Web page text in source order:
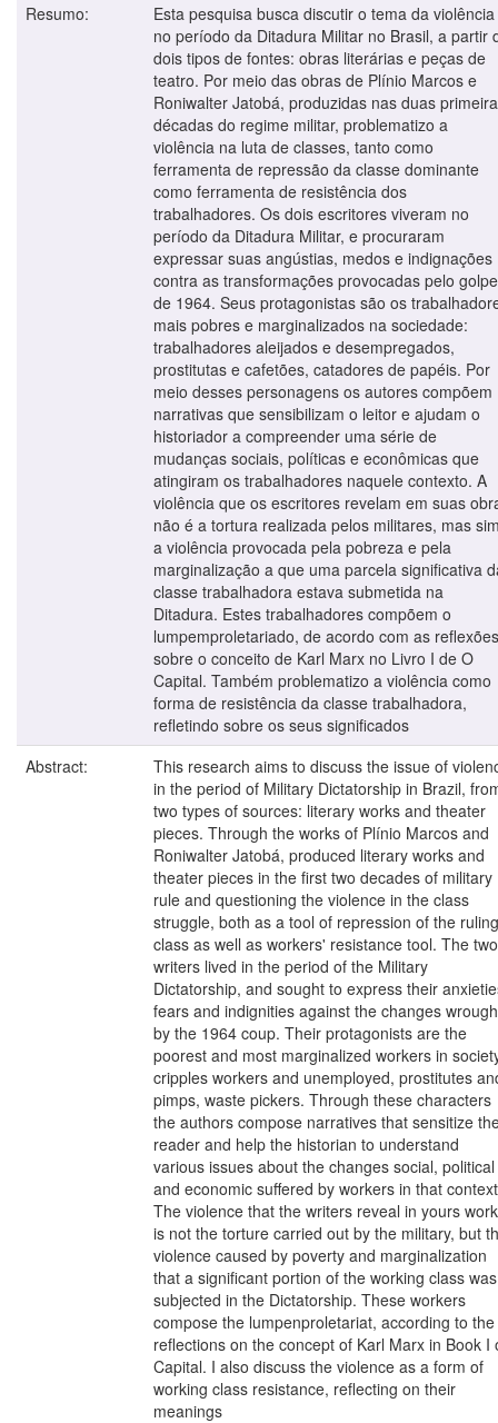
Resumo:
Esta pesquisa busca discutir o tema da violência
no período da Ditadura Militar no Brasil, a partir
dois tipos de fontes: obras literárias e peças de
teatro. Por meio das obras de Plínio Marcos e
Roniwalter Jatobá, produzidas nas duas
décadas do regime militar, problematizo a
violência na luta de classes, tanto como
ferramenta de repressão da classe dominante
como ferramenta de resistência dos
trabalhadores. Os dois escritores viveram no
período da Ditadura Militar, e procuraram
expressar suas angústias, medos e indignações
contra as transformações provocadas pelo golpe
de 1964. Seus protagonistas são os
mais pobres e marginalizados na sociedade:
trabalhadores aleijados e desempregados,
prostitutas e cafetões, catadores de papéis. Por
meio desses personagens os autores compõem
narrativas que sensibilizam o leitor e ajudam o
historiador a compreender uma série de
mudanças sociais, políticas e econômicas que
atingiram os trabalhadores naquele contexto. A
violência que os escritores revelam em suas
não é a tortura realizada pelos militares, mas
a violência provocada pela pobreza e pela
marginalização a que uma parcela significativa
classe trabalhadora estava submetida na
Ditadura. Estes trabalhadores compõem o
lumpemproletariado, de acordo com as reflexões
sobre o conceito de Karl Marx no Livro I de O
Capital. Também problematizo a violência como
forma de resistência da classe trabalhadora,
refletindo sobre os seus significados
Abstract:
This research aims to discuss the issue of
in the period of Military Dictatorship in Brazil,
two types of sources: literary works and theater
pieces. Through the works of Plínio Marcos and
Roniwalter Jatobá, produced literary works and
theater pieces in the first two decades of military
rule and questioning the violence in the class
struggle, both as a tool of repression of the ruling
class as well as workers' resistance tool. The two
writers lived in the period of the Military
Dictatorship, and sought to express their
fears and indignities against the changes
by the 1964 coup. Their protagonists are the
poorest and most marginalized workers in
cripples workers and unemployed, prostitutes
pimps, waste pickers. Through these characters
the authors compose narratives that sensitize
reader and help the historian to understand
various issues about the changes social, political
and economic suffered by workers in that
The violence that the writers reveal in yours
is not the torture carried out by the military, but
violence caused by poverty and marginalization
that a significant portion of the working class was
subjected in the Dictatorship. These workers
compose the lumpenproletariat, according to the
reflections on the concept of Karl Marx in Book I
Capital. I also discuss the violence as a form of
working class resistance, reflecting on their
meanings